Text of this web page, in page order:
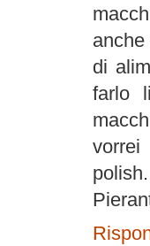
di
farlo